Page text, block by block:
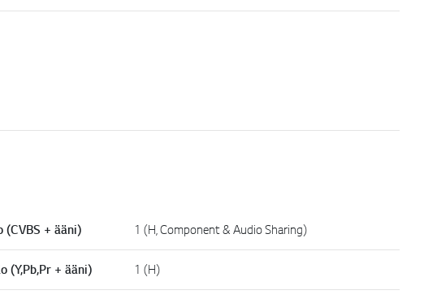
+ ääni) 1 (H, Component & Audio Sharing)
(Y,Pb,Pr + ääni) 1 (H)